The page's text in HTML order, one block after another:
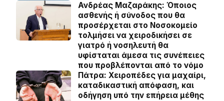
Ανδρέας Μαζαράκης: Όποιος
ασθενής ή σύνοδος που θα
προσέρχεται στο Νοσοκομείο
τολμήσει να χειροδικήσει σε
γιατρό ή νοσηλευτή θα
υφίσταται άμεσα τις συνέπειες
που προβλέπονται από το νόμο
Πάτρα: Χειροπέδες για μαχαίρι,
καταδικαστική απόφαση, και
οδήγηση υπό την επήρεια μέθης